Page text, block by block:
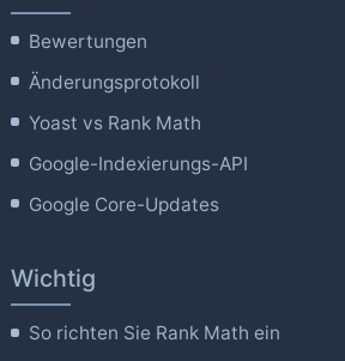
Bewertungen
Änderungsprotokoll
Yoast vs Rank Math
Google-Indexierungs-API
Google Core-Updates
Wichtig
So richten Sie Rank Math ein